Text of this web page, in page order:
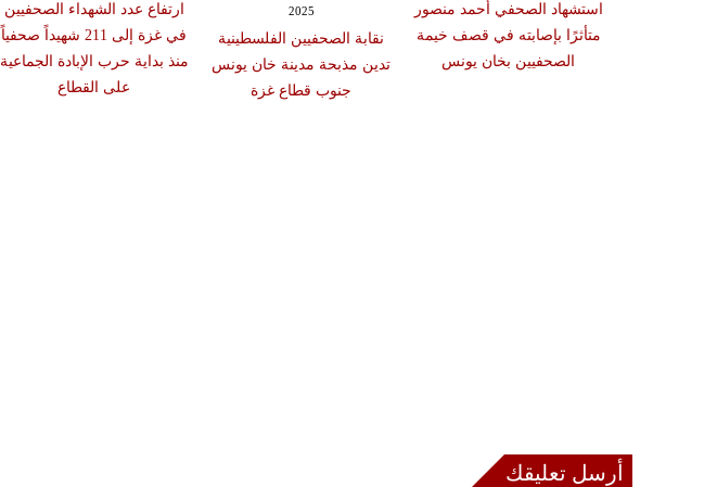
ارتفاع عدد الشهداء الصحفيين
في غزة إلى 211 شهيداً صحفياً
منذ بداية حرب الإبادة الجماعية
على القطاع
2025
نقابة الصحفيين الفلسطينية
تدين مذبحة مدينة خان يونس
جنوب قطاع غزة
استشهاد الصحفي أحمد منصور
متأثرًا بإصابته في قصف خيمة
الصحفيين بخان يونس
أرسل تعليقك